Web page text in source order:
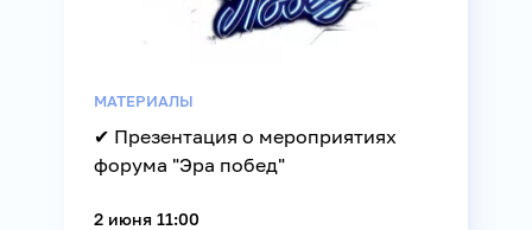
МАТЕРИАЛЫ
✔ Презентация о мероприятиях
форума "Эра побед"
2 июня 11:00